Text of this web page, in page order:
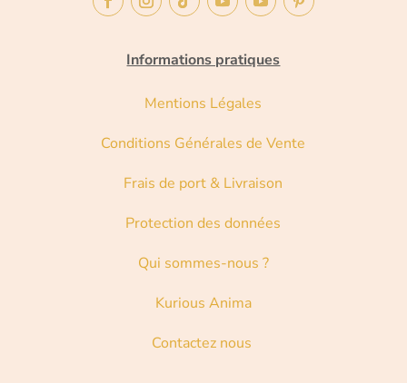
Informations pratiques
Mentions Légales
Conditions Générales de Vente
Frais de port & Livraison
Protection des données
Qui sommes-nous ?
Kurious Anima
Contactez nous